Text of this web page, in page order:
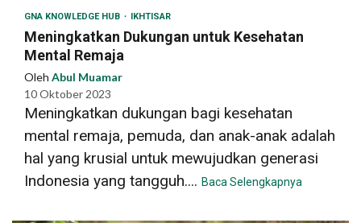
GNA KNOWLEDGE HUB IKHTISAR
Meningkatkan Dukungan untuk Kesehatan
Mental Remaja
Oleh Abul Muamar
10 Oktober 2023
Meningkatkan dukungan bagi kesehatan
mental remaja, pemuda, dan anak-anak adalah
hal yang krusial untuk mewujudkan generasi
Indonesia yang tangguh.... Baca Selengkapnya